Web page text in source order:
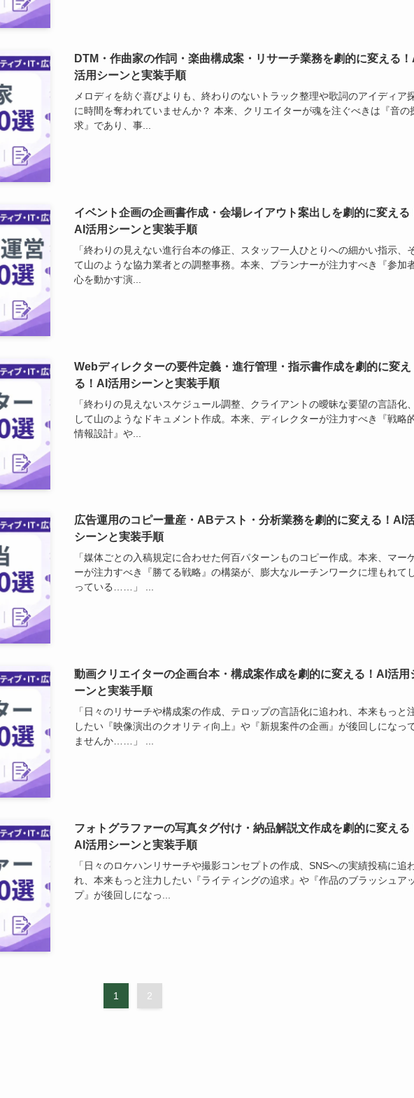
DTM・作曲家の作詞・楽曲構成案・リサーチ業務を劇的に変える！
活用シーンと実装手順
メロディを紡ぐ喜びよりも、終わりのないトラック整理や歌詞のアイディア
に時間を奪われていませんか？ 本来、クリエイターが魂を注ぐべきは『音の
求』であり、事...
イベント企画の企画書作成・会場レイアウト案出しを劇的に変える
AI活用シーンと実装手順
「終わりの見えない進行台本の修正、スタッフ一人ひとりへの細かい指示、
て山のような協力業者との調整事務。本来、プランナーが注力すべき『参加
心を動かす演...
Webディレクターの要件定義・進行管理・指示書作成を劇的に変え
る！AI活用シーンと実装手順
「終わりの見えないスケジュール調整、クライアントの曖昧な要望の言語化
して山のようなドキュメント作成。本来、ディレクターが注力すべき『戦略
情報設計』や...
広告運用のコピー量産・ABテスト・分析業務を劇的に変える！AI
シーンと実装手順
「媒体ごとの入稿規定に合わせた何百パターンものコピー作成。本来、マー
ーが注力すべき『勝てる戦略』の構築が、膨大なルーチンワークに埋もれて
っている……」 ...
動画クリエイターの企画台本・構成案作成を劇的に変える！AI活用
ーンと実装手順
「日々のリサーチや構成案の作成、テロップの言語化に追われ、本来もっと
したい『映像演出のクオリティ向上』や『新規案件の企画』が後回しになっ
ませんか……」 ...
フォトグラファーの写真タグ付け・納品解説文作成を劇的に変える
AI活用シーンと実装手順
「日々のロケハンリサーチや撮影コンセプトの作成、SNSへの実績投稿に追
れ、本来もっと注力したい『ライティングの追求』や『作品のブラッシュア
プ』が後回しになっ...
1 2